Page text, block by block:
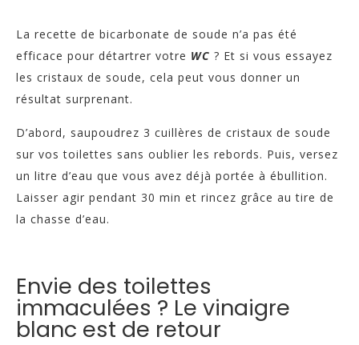
La recette de bicarbonate de soude n’a pas été
efficace pour détartrer votre WC ? Et si vous essayez
les cristaux de soude, cela peut vous donner un
résultat surprenant.
D’abord, saupoudrez 3 cuillères de cristaux de soude
sur vos toilettes sans oublier les rebords. Puis, versez
un litre d’eau que vous avez déjà portée à ébullition.
Laisser agir pendant 30 min et rincez grâce au tire de
la chasse d’eau.
Envie des toilettes
immaculées ? Le vinaigre
blanc est de retour